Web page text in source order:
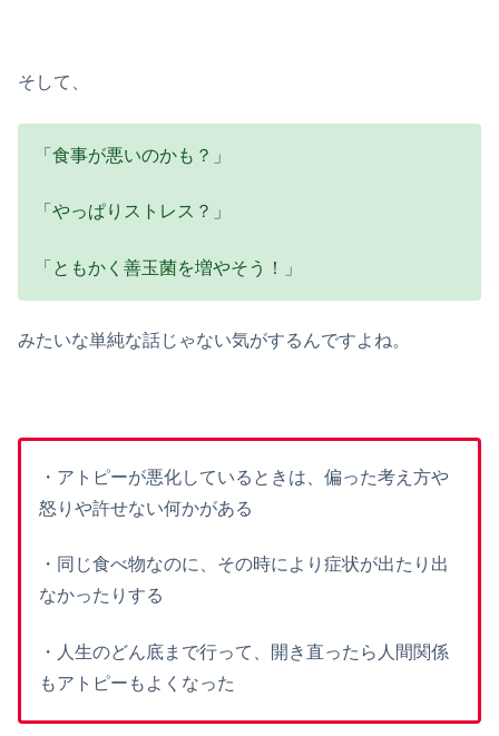
そして、
「食事が悪いのかも？」
「やっぱりストレス？」
「ともかく善玉菌を増やそう！」
みたいな単純な話じゃない気がするんですよね。
・アトピーが悪化しているときは、偏った考え方や
怒りや許せない何かがある
・同じ食べ物なのに、その時により症状が出たり出
なかったりする
・人生のどん底まで行って、開き直ったら人間関係
もアトピーもよくなった